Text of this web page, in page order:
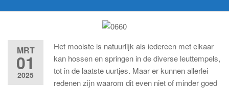
MRT
01
2025
Het mooiste is natuurlijk als iedereen met elkaar
kan hossen en springen in de diverse leuttempels,
tot in de laatste uurtjes. Maar er kunnen allerlei
redenen zijn waarom dit even niet of minder goed